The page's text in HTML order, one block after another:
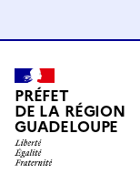
PRÉFET
DE LA RÉGION
GUADELOUPE